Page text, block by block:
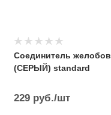
Соединитель желобов
(СЕРЫЙ) standard
229 руб./шт